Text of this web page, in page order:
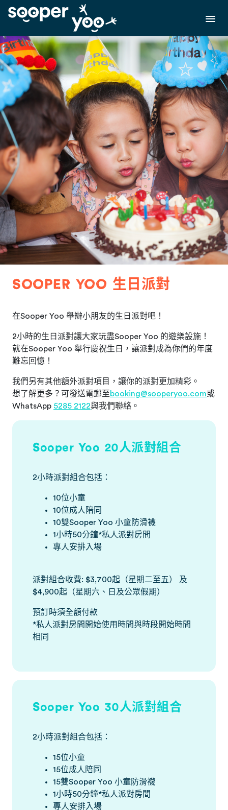
SOOPER YOO 生日派對
在Sooper Yoo 舉辦小朋友的生日派對吧！
2小時的生日派對讓大家玩盡Sooper Yoo 的遊樂設施！
就在Sooper Yoo 舉行慶祝生日，讓派對成為你們的年度
難忘回憶！
我們另有其他額外派對項目，讓你的派對更加精彩。
想了解更多？可發送電郵至booking@sooperyoo.com或
WhatsApp 5285 2122與我們聯絡。
Sooper Yoo 20人派對組合
2小時派對組合包括：
10位小童
10位成人陪同
10雙Sooper Yoo 小童防滑襪
1小時50分鐘*私人派對房間
專人安排入場
派對組合收費: $3,700起（星期二至五） 及
$4,900起（星期六、日及公眾假期）
預訂時須全額付款
*私人派對房間開始使用時間與時段開始時間
相同
Sooper Yoo 30人派對組合
2小時派對組合包括：
15位小童
15位成人陪同
15雙Sooper Yoo 小童防滑襪
1小時50分鐘*私人派對房間
專人安排入場